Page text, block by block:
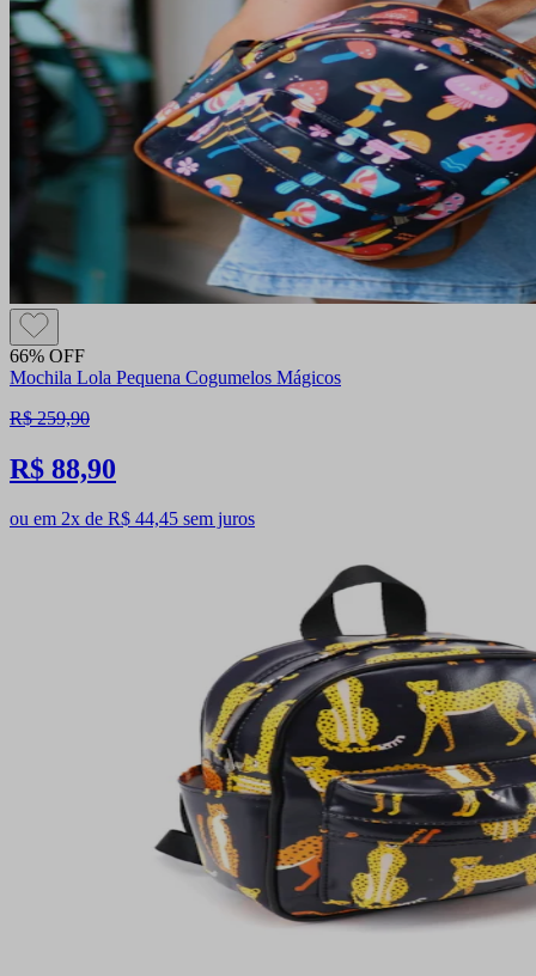
66% OFF
Mochila Lola Pequena Cogumelos Mágicos
R$ 259,90
R$ 88,90
ou em 2x de R$ 44,45 sem juros